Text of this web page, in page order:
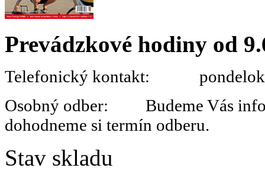
Prevádzkové hodiny od
Telefonický kontakt:
Osobný odber: Budeme Vás
dohodneme si termín odberu.
Stav skladu